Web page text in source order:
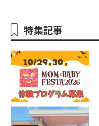
特集記事